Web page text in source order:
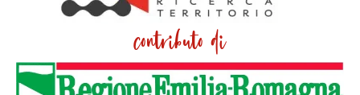
contributo di